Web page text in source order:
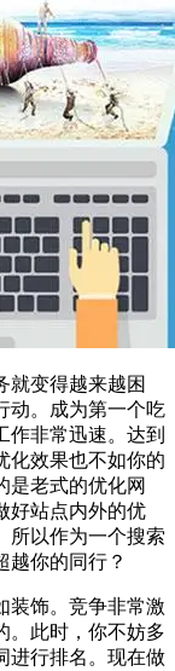
就变得越来越困
动。成为第一个吃
作非常迅速。达到
化效果也不如你的
是老式的优化网
好站点内外的优
所以作为一个搜索
越你的同行？
装饰。竞争非常激
。此时，你不妨多
进行排名。现在做